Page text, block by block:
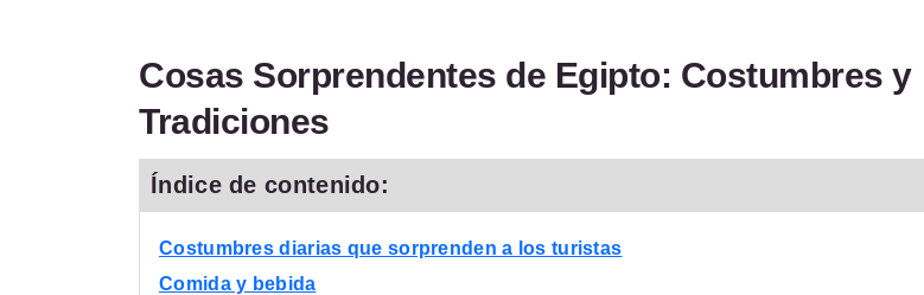
Cosas Sorprendentes de Egipto: Costumbres y
Tradiciones
Índice de contenido:
Costumbres diarias que sorprenden a los turistas
Comida y bebida